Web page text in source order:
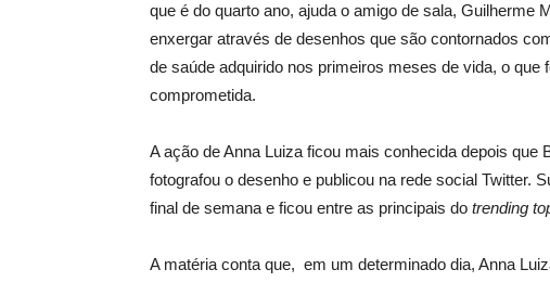
que é do quarto ano, ajuda o amigo de sala, Guilherme
enxergar através de desenhos que são contornados
de saúde adquirido nos primeiros meses de vida, o
comprometida.
A ação de Anna Luiza ficou mais conhecida depois
fotografou o desenho e publicou na rede social Twitter.
final de semana e ficou entre as principais do trending
A matéria conta que, em um determinado dia, Anna